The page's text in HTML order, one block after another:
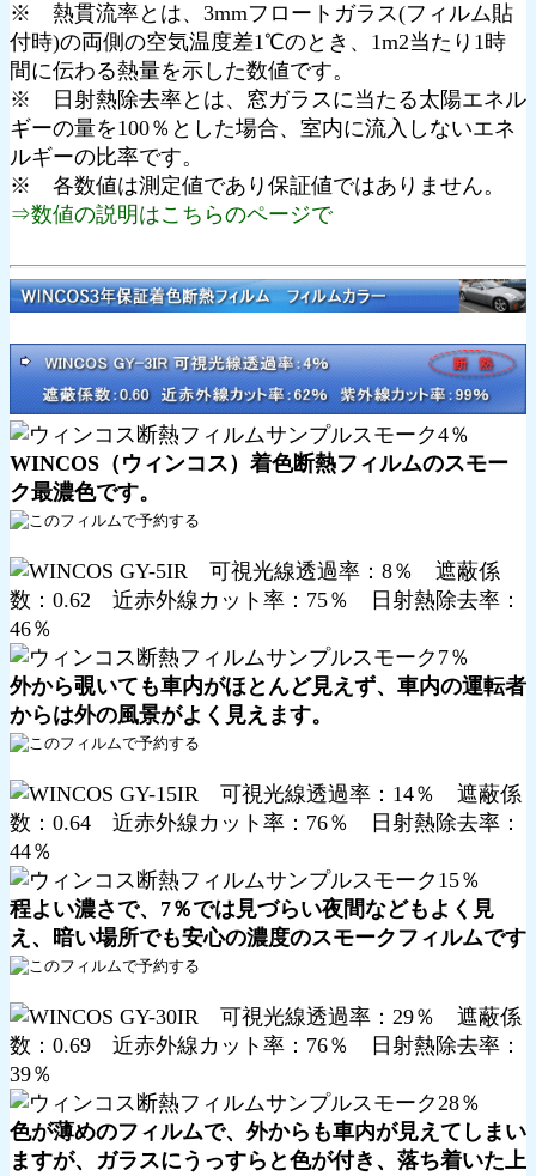
※ 熱貫流率とは、3mmフロートガラス(フィルム貼
付時)の両側の空気温度差1℃のとき、1m2当たり1時
間に伝わる熱量を示した数値です。
※ 日射熱除去率とは、窓ガラスに当たる太陽エネル
ギーの量を100％とした場合、室内に流入しないエネ
ルギーの比率です。
※ 各数値は測定値であり保証値ではありません。
⇒数値の説明はこちらのページで
WINCOS（ウィンコス）着色断熱フィルムのスモー
ク最濃色です。
外から覗いても車内がほとんど見えず、車内の運転者
からは外の風景がよく見えます。
程よい濃さで、7％では見づらい夜間などもよく見
え、暗い場所でも安心の濃度のスモークフィルムです
色が薄めのフィルムで、外からも車内が見えてしまい
ますが、ガラスにうっすらと色が付き、落ち着いた上